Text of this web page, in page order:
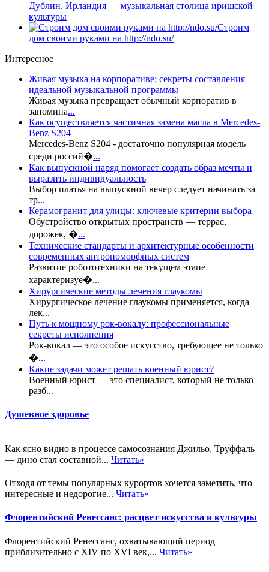
Дублин, Ирландия — музыкальная столица иришской
культуры
Строим
дом своими руками на http://ndo.su/
Интересное
Живая музыка на корпоративе: секреты составления
идеальной музыкальной программы
Живая музыка превращает обычный корпоратив в
запомина...
Как осуществляется частичная замена масла в Mercedes-
Benz S204
Mercedes-Benz S204 - достаточно популярная модель
среди россий�...
Как выпускной наряд помогает создать образ мечты и
выразить индивидуальность
Выбор платья на выпускной вечер следует начинать за
тр...
Керамогранит для улицы: ключевые критерии выбора
Обустройство открытых пространств — террас,
дорожек, �...
Технические стандарты и архитектурные особенности
современных антропоморфных систем
Развитие робототехники на текущем этапе
характеризуе�...
Хирургические методы лечения глаукомы
Хирургическое лечение глаукомы применяется, когда
лек...
Путь к мощному рок-вокалу: профессиональные
секреты исполнения
Рок-вокал — это особое искусство, требующее не только
�...
Какие задачи может решать военный юрист?
Военный юрист — это специалист, который не только
разб...
Душевное здоровье
Как ясно видно в процессе самосознания Джильо, Труффаль
— дино стал составной... Читать»
Отходя от темы популярных курортов хочется заметить, что
интересные и недорогие... Читать»
Флорентийский Ренессанс: расцвет искусства и культуры
Флорентийский Ренессанс, охватывающий период
приблизительно с XIV по XVI век,... Читать»